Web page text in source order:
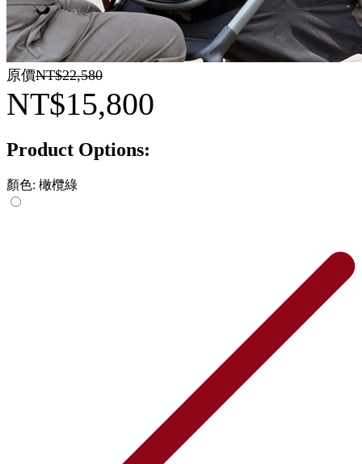
原價NT$22,580
NT$15,800
Product Options:
顏色: 橄欖綠